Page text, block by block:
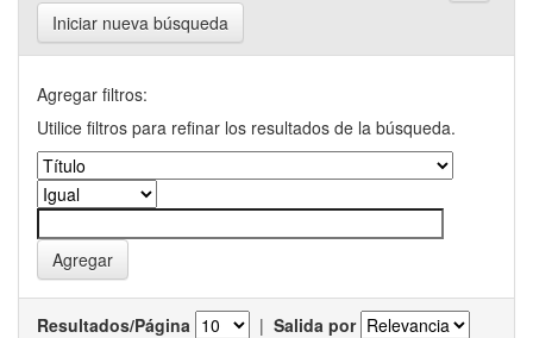
Iniciar nueva búsqueda
Agregar filtros:
Utilice filtros para refinar los resultados de la búsqueda.
Resultados/Página | Salida por